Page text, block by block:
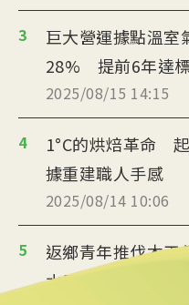
3
巨大營運據點溫室
28% 提前6年達
2025/08/15 14:15
4
1°C的烘焙革命
據重建職人手感
2025/08/14 10:06
5
返鄉青年推伐木
水里觀光與減碳經濟